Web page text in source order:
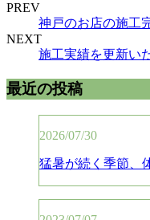
PREV
神戸のお店の施工
NEXT
施工実績を更新い
最近の投稿
2026/07/30
猛暑が続く季節、